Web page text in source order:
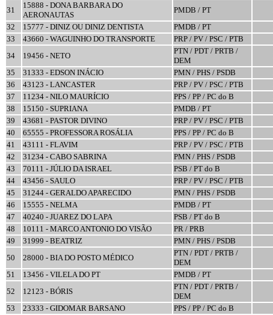
31
15888 - DONA BARBARA DO
AERONAUTAS
PMDB / PT
32
15777 - DINIZ OU DINIZ DENTISTA PMDB / PT
33
43660 - WAGUINHO DO TRANSPORTE PRP / PV / PSC / PTB
34
19456 - NETO
PTN / PDT / PRTB /
DEM
35
31333 - EDSON INÁCIO PMN / PHS / PSDB
36
43123 - LANCASTER PRP / PV / PSC / PTB
37
11234 - NILO MAURÍCIO PPS / PP / PC do B
38
15150 - SUPRIANA PMDB / PT
39
43681 - PASTOR DIVINO PRP / PV / PSC / PTB
40
65555 - PROFESSORA ROSÁLIA PPS / PP / PC do B
41
43111 - FLAVIM PRP / PV / PSC / PTB
42
31234 - CABO SABRINA PMN / PHS / PSDB
43
70111 - JÚLIO DA ISRAEL PSB / PT do B
44
43456 - SAULO PRP / PV / PSC / PTB
45
31244 - GERALDO APARECIDO PMN / PHS / PSDB
46
15555 - NELMA PMDB / PT
47
40240 - JUAREZ DO LAPA PSB / PT do B
48
10111 - MARCO ANTONIO DO VISÃO PR / PRB
49
31999 - BEATRIZ PMN / PHS / PSDB
50
28000 - BIA DO POSTO MÉDICO
PTN / PDT / PRTB /
DEM
51
13456 - VILELA DO PT PMDB / PT
52
12123 - BÓRIS
PTN / PDT / PRTB /
DEM
53
23333 - GIDOMAR BARSANO PPS / PP / PC do B